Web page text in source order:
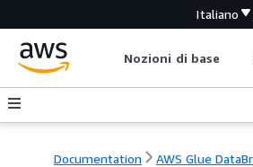
Italiano
Nozioni di base
Documentation AWS Glue